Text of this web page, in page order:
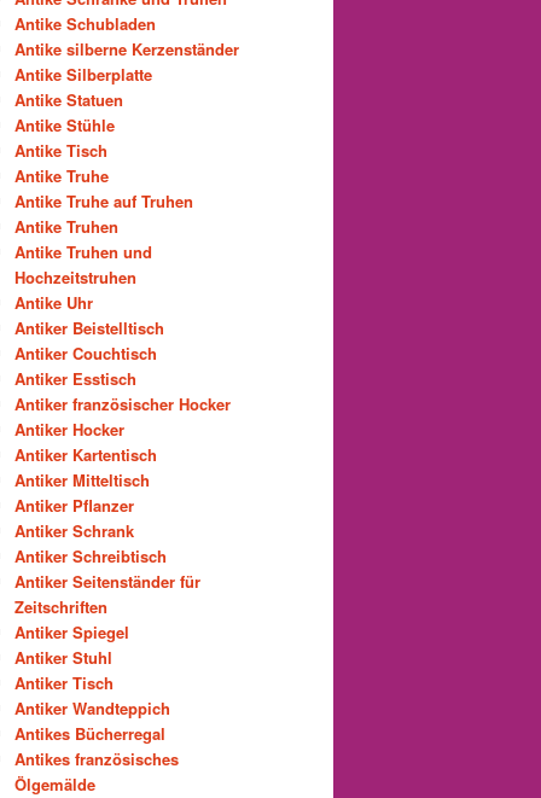
Antike Schubladen
Antike silberne Kerzenständer
Antike Silberplatte
Antike Statuen
Antike Stühle
Antike Tisch
Antike Truhe
Antike Truhe auf Truhen
Antike Truhen
Antike Truhen und
Hochzeitstruhen
Antike Uhr
Antiker Beistelltisch
Antiker Couchtisch
Antiker Esstisch
Antiker französischer Hocker
Antiker Hocker
Antiker Kartentisch
Antiker Mitteltisch
Antiker Pflanzer
Antiker Schrank
Antiker Schreibtisch
Antiker Seitenständer für
Zeitschriften
Antiker Spiegel
Antiker Stuhl
Antiker Tisch
Antiker Wandteppich
Antikes Bücherregal
Antikes französisches
Ölgemälde